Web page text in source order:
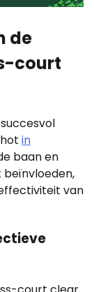
de
court
in
baan en
van